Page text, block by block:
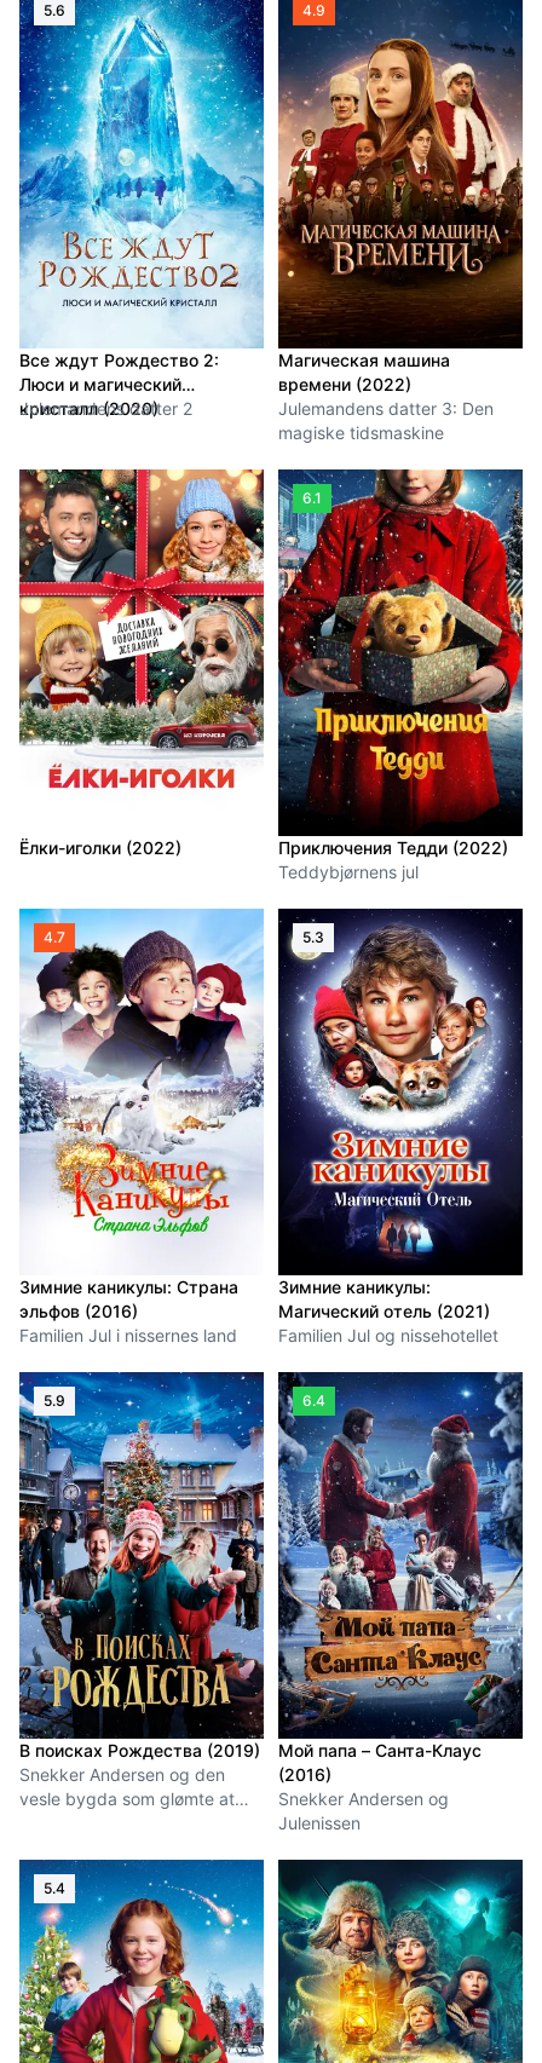
5.6
Все ждут Рождество 2:
Люси и магический
кристалл (2020)
Julemandens datter 2
4.9
Магическая машина
времени (2022)
Julemandens datter 3: Den
magiske tidsmaskine
Ёлки-иголки (2022)
6.1
Приключения Тедди (2022)
Teddybjørnens jul
4.7
Зимние каникулы: Страна
эльфов (2016)
Familien Jul i nissernes land
5.3
Зимние каникулы:
Магический отель (2021)
Familien Jul og nissehotellet
5.9
В поисках Рождества (2019)
Snekker Andersen og den
vesle bygda som glømte at
6.4
Мой папа – Санта-Клаус
(2016)
Snekker Andersen og
Julenissen
5.4